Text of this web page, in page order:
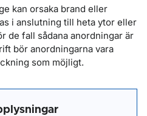
kan orsaka brand eller
i anslutning till heta ytor eller
de fall sådana anordningar är
bör anordningarna vara
som möjligt.